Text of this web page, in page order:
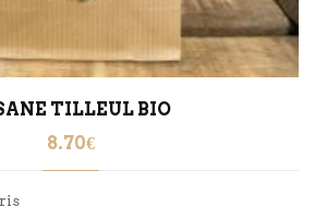
TILLEUL BIO
8.70€